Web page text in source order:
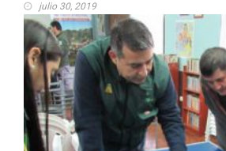
julio 30, 2019